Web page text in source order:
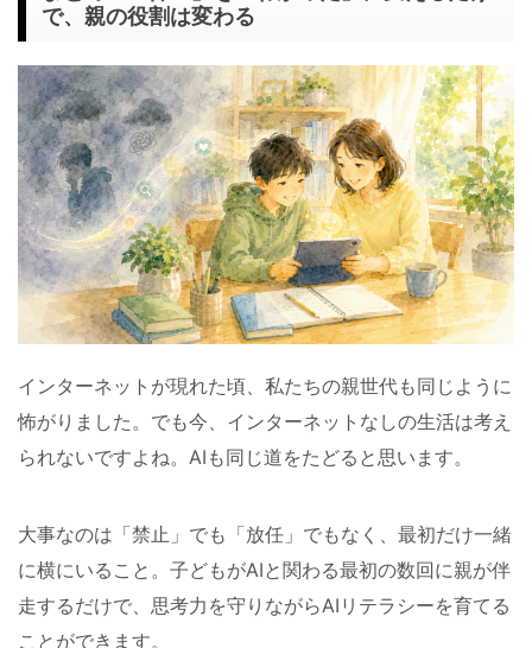
で、親の役割は変わる
インターネットが現れた頃、私たちの親世代も同じように
怖がりました。でも今、インターネットなしの生活は考え
られないですよね。AIも同じ道をたどると思います。
大事なのは「禁止」でも「放任」でもなく、最初だけ一緒
に横にいること。子どもがAIと関わる最初の数回に親が伴
走するだけで、思考力を守りながらAIリテラシーを育てる
ことができます。